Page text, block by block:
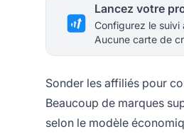
Configurez le suivi
Aucune carte de
Sonder les affiliés pour
Beaucoup de marques
selon le modèle